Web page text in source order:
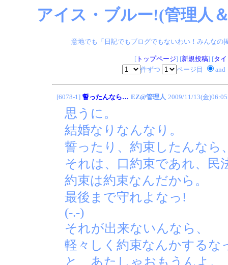
アイス・ブルー!(管理人
意地でも「日記でもブログでもないわい！みんなの
[トップページ] [新規投稿] [タ
件ずつ
ページ目 and
[6078-1] 誓ったんなら… EZ@管理人 2009/11/13(金)06:05
思うに。
結婚なりなんなり。
誓ったり、約束したんなら
それは、口約束であれ、民
約束は約束なんだから。
最後まで守れよなっ!
(-.-)
それが出来ないんなら、
軽々しく約束なんかするな
と、あたしゃおもうんよ。